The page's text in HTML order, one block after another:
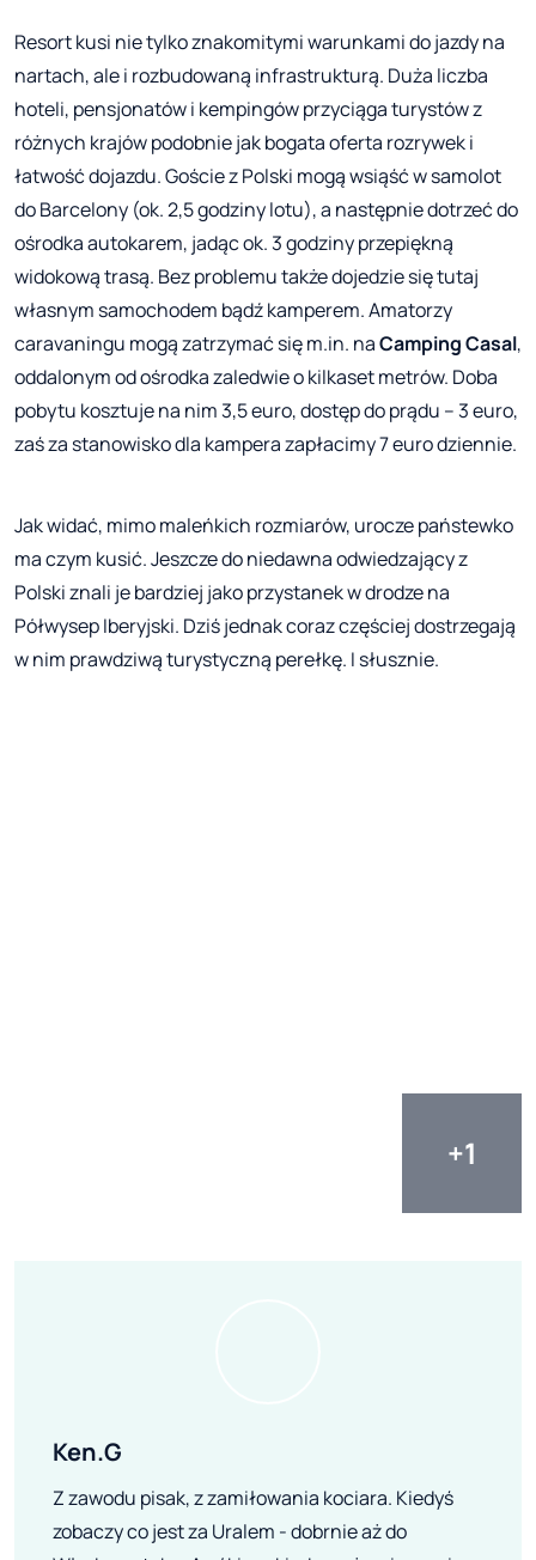
Resort kusi nie tylko znakomitymi warunkami do jazdy na
nartach, ale i rozbudowaną infrastrukturą. Duża liczba
hoteli, pensjonatów i kempingów przyciąga turystów z
różnych krajów podobnie jak bogata oferta rozrywek i
łatwość dojazdu. Goście z Polski mogą wsiąść w samolot
do Barcelony (ok. 2,5 godziny lotu), a następnie dotrzeć do
ośrodka autokarem, jadąc ok. 3 godziny przepiękną
widokową trasą. Bez problemu także dojedzie się tutaj
własnym samochodem bądź kamperem. Amatorzy
caravaningu mogą zatrzymać się m.in. naCamping Casal,
oddalonym od ośrodka zaledwie o kilkaset metrów. Doba
pobytu kosztuje na nim 3,5 euro, dostęp do prądu – 3 euro,
zaś za stanowisko dla kampera zapłacimy 7 euro dziennie.
Jak widać, mimo maleńkich rozmiarów, urocze państewko
ma czym kusić. Jeszcze do niedawna odwiedzający z
Polski znali je bardziej jako przystanek w drodze na
Półwysep Iberyjski. Dziś jednak coraz częściej dostrzegają
w nim prawdziwą turystyczną perełkę. I słusznie.
Ken.G
Z zawodu pisak, z zamiłowania kociara. Kiedyś
zobaczy co jest za Uralem - dobrnie aż do